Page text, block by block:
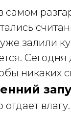
самом
залили
никаких
отдаёт